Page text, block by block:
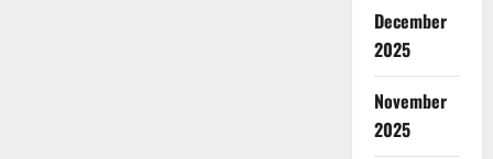
December
2025
November
2025